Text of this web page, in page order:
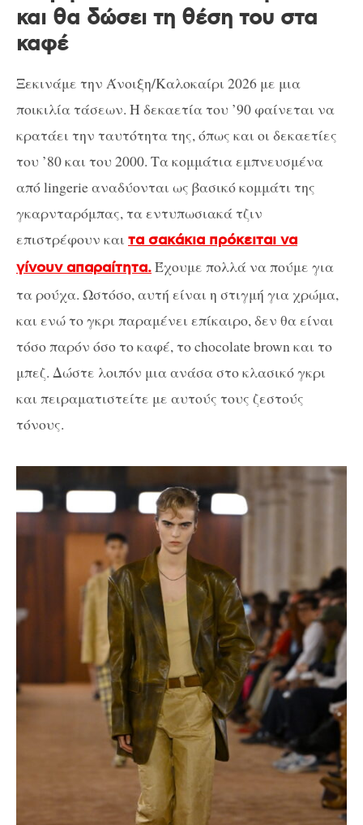
και θα δώσει τη θέση του στα
καφέ
Ξεκινάμε την Άνοιξη/Καλοκαίρι 2026 με μια
ποικιλία τάσεων. Η δεκαετία του ’90 φαίνεται να
κρατάει την ταυτότητα της, όπως και οι δεκαετίες
του ’80 και του 2000. Τα κομμάτια εμπνευσμένα
από lingerie αναδύονται ως βασικό κομμάτι της
γκαρνταρόμπας, τα εντυπωσιακά τζιν
επιστρέφουν και τα σακάκια πρόκειται να
γίνουν απαραίτητα.Έχουμε πολλά να πούμε για
τα ρούχα. Ωστόσο, αυτή είναι η στιγμή για χρώμα,
και ενώ το γκρι παραμένει επίκαιρο, δεν θα είναι
τόσο παρόν όσο το καφέ, το chocolate brown και το
μπεζ. Δώστε λοιπόν μια ανάσα στο κλασικό γκρι
και πειραματιστείτε με αυτούς τους ζεστούς
τόνους.